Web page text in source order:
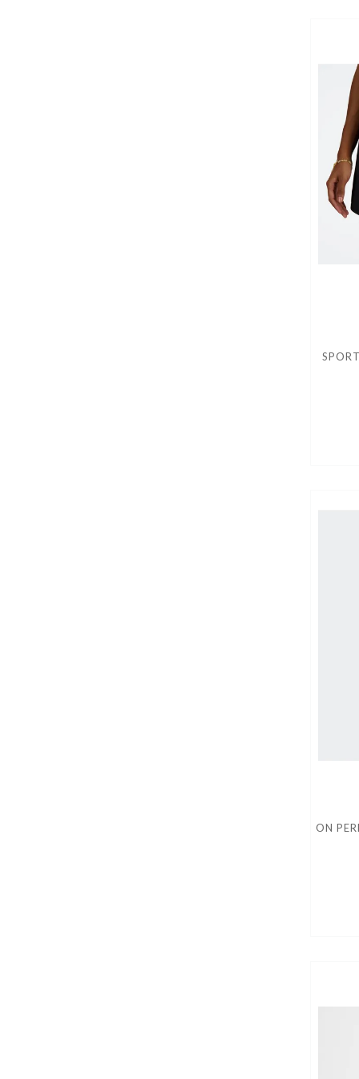
ON